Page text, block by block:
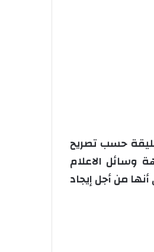
حسب تصريح
وسائل الاعلام
من أجل إيجاد